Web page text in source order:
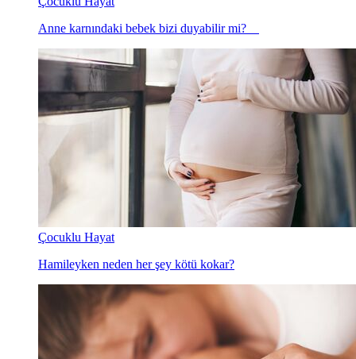
Anne karnındaki bebek bizi duyabilir mi?
Çocuklu Hayat
Hamileyken neden her şey kötü kokar?